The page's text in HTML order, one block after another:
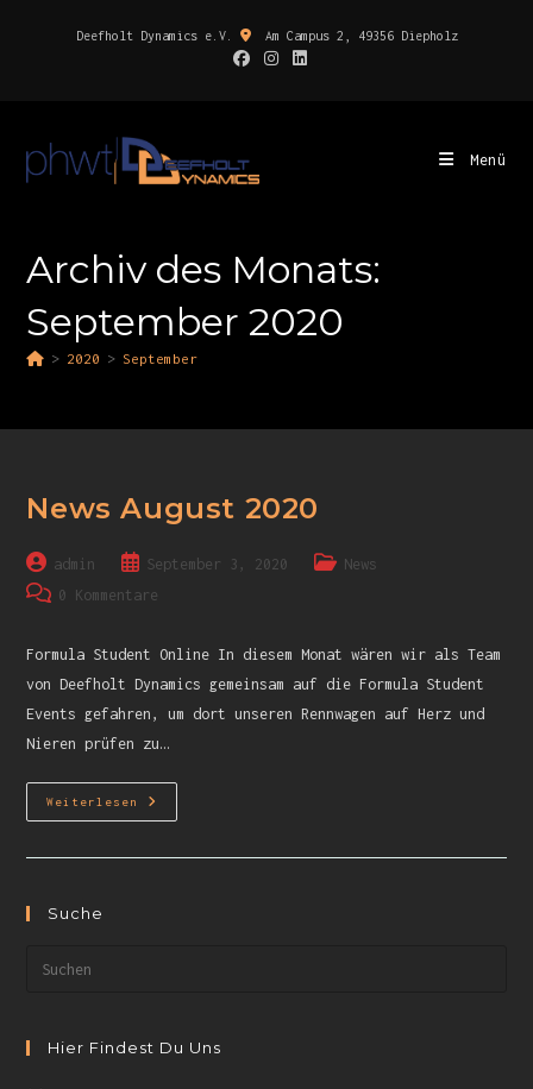
Deefholt Dynamics e.V. Am Campus 2, 49356 Diepholz
Menü
Archiv des Monats:
September 2020
> 2020 > September
News August 2020
admin September 3, 2020
News
0 Kommentare
Formula Student Online In diesem Monat wären wir als Team
von Deefholt Dynamics gemeinsam auf die Formula Student
Events gefahren, um dort unseren Rennwagen auf Herz und
Nieren prüfen zu…
Weiterlesen
Suche
Hier Findest Du Uns